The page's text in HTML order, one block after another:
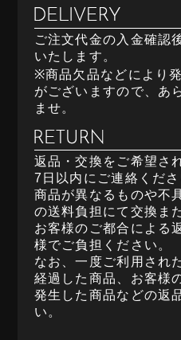
ご注文代金の入金確認
いたします。
※商品欠品などにより
がございますので、あ
ませ。
返品・交換をご希望さ
7日以内にご連絡くださ
商品が異なるものや不
の送料負担にて交換ま
お客様のご都合による
様でご負担ください。
なお、一度ご利用され
経過した商品、お客様
発生した商品などの返
い。